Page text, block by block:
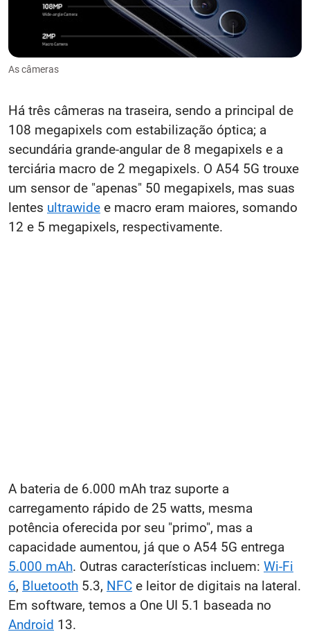
As câmeras
Há três câmeras na traseira, sendo a principal de
108 megapixels com estabilização óptica; a
secundária grande-angular de 8 megapixels e a
terciária macro de 2 megapixels. O A54 5G trouxe
um sensor de "apenas" 50 megapixels, mas suas
lentes ultrawide e macro eram maiores, somando
12 e 5 megapixels, respectivamente.
A bateria de 6.000 mAh traz suporte a
carregamento rápido de 25 watts, mesma
potência oferecida por seu "primo", mas a
capacidade aumentou, já que o A54 5G entrega
5.000 mAh. Outras características incluem: Wi-Fi
6, Bluetooth 5.3, NFC e leitor de digitais na lateral.
Em software, temos a One UI 5.1 baseada no
Android 13.